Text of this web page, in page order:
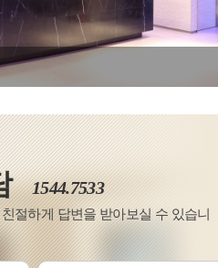
1544.7533
절하게 답변을 받아보실 수 있습니